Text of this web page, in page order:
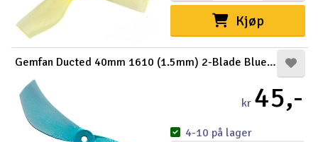
Kjøp
Gemfan Ducted 40mm 1610 (1.5mm) 2-Blade Blue (8)
kr 45,-
4-10 på lager